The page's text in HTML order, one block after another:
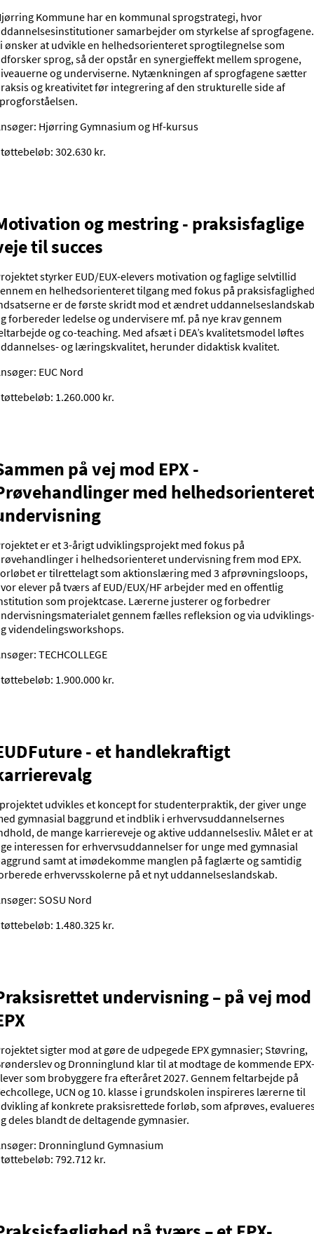
Kommune har en kommunal sprogstrategi, hvor
samarbejder om styrkelse af sprogfagene.
ønsker at udvikle en helhedsorienteret sprogtilegnelse som
sprog, så der opstår en synergieffekt mellem sprogene,
og underviserne. Nytænkningen af sprogfagene sætter
og kreativitet før integrering af den strukturelle side af
Hjørring Gymnasium og Hf-kursus
302.630 kr.
og mestring - praksisfaglige
til succes
styrker EUD/EUX-elevers motivation og faglige selvtillid
en helhedsorienteret tilgang med fokus på
er de første skridt mod et ændret
forbereder ledelse og undervisere mf. på nye krav gennem
og co-teaching. Med afsæt i DEA’s kvalitetsmodel løftes
og læringskvalitet, herunder didaktisk kvalitet.
EUC Nord
1.260.000 kr.
på vej mod EPX -
med helhedsorienteret
er et 3-årigt udviklingsprojekt med fokus på
i helhedsorienteret undervisning frem mod EPX.
er tilrettelagt som aktionslæring med 3 afprøvningsloops,
elever på tværs af EUD/EUX/HF arbejder med en offentlig
som projektcase. Lærerne justerer og forbedrer
gennem fælles refleksion og via udviklings-
videndelingsworkshops.
TECHCOLLEGE
1.900.000 kr.
- et handlekraftigt
udvikles et koncept for studenterpraktik, der giver unge
gymnasial baggrund et indblik i erhvervsuddannelsernes
de mange karriereveje og aktive uddannelsesliv. Målet er at
interessen for erhvervsuddannelser for unge med gymnasial
samt at imødekomme manglen på faglærte og samtidig
erhvervsskolerne på et nyt uddannelseslandskab.
SOSU Nord
1.480.325 kr.
undervisning – på vej mod
sigter mod at gøre de udpegede EPX gymnasier; Støvring,
og Dronninglund klar til at modtage de kommende EPX-
som brobyggere fra efteråret 2027. Gennem feltarbejde på
UCN og 10. klasse i grundskolen inspireres lærerne til
af konkrete praksisrettede forløb, som afprøves,
deles blandt de deltagende gymnasier.
Dronninglund Gymnasium
792.712 kr.